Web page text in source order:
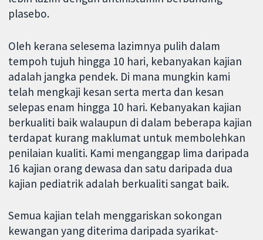
plasebo.
Oleh kerana selesema lazimnya pulih dalam
tempoh tujuh hingga 10 hari, kebanyakan kajian
adalah jangka pendek. Di mana mungkin kami
telah mengkaji kesan serta merta dan kesan
selepas enam hingga 10 hari. Kebanyakan kajian
berkualiti baik walaupun di dalam beberapa kajian
terdapat kurang maklumat untuk membolehkan
penilaian kualiti. Kami menganggap lima daripada
16 kajian orang dewasa dan satu daripada dua
kajian pediatrik adalah berkualiti sangat baik.
Semua kajian telah menggariskan sokongan
kewangan yang diterima daripada syarikat-